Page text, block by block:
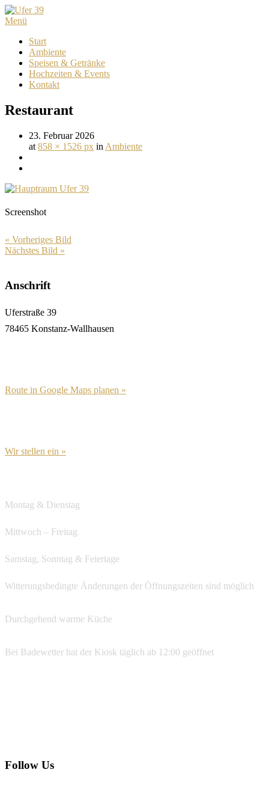
Menü
Start
Ambiente
Speisen & Getränke
Hochzeiten & Events
Kontakt
Restaurant
23. Februar 2026
at 858 × 1526 px in Ambiente
Screenshot
« Vorheriges Bild
Nächstes Bild »
Anschrift
Uferstraße 39
78465 Konstanz-Wallhausen
Route in Google Maps planen »
Wir stellen ein »
Montag & Dienstag
Mittwoch – Freitag
Samstag, Sonntag & Feiertage
Witterungsbedingte Änderungen der Öffnungszeiten sind möglich
Durchgehend warme Küche
Bei Badewetter hat der Kiosk täglich ab 12:00 geöffnet
Follow Us